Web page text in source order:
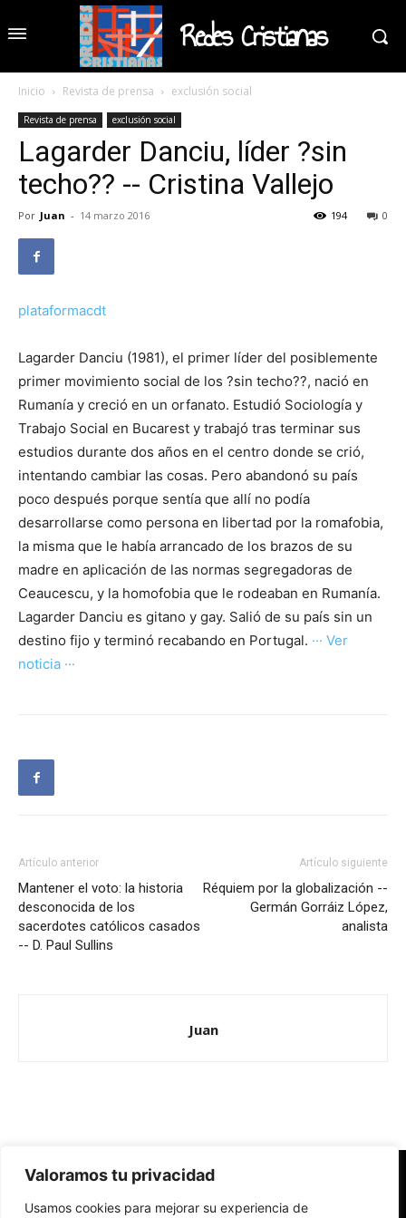
Valoramos tu privacidad
Usamos cookies para mejorar su experiencia de
Redes Cristianas
Inicio Revista de prensa exclusión social
Revista de prensa exclusión social
Lagarder Danciu, líder ?sin
techo?? -- Cristina Vallejo
Por Juan - 14 marzo 2016 0
194
plataformacdt
Lagarder Danciu (1981), el primer líder del posiblemente
primer movimiento social de los ?sin techo??, nació en
Rumanía y creció en un orfanato. Estudió Sociología y
Trabajo Social en Bucarest y trabajó tras terminar sus
estudios durante dos años en el centro donde se crió,
intentando cambiar las cosas. Pero abandonó su país
poco después porque sentía que allí no podía
desarrollarse como persona en libertad por la romafobia,
la misma que le había arrancado de los brazos de su
madre en aplicación de las normas segregadoras de
Ceaucescu, y la homofobia que le rodeaban en Rumanía.
Lagarder Danciu es gitano y gay. Salió de su país sin un
destino fijo y terminó recabando en Portugal. ··· Ver
noticia ···
Artículo anterior
Mantener el voto: la historia
desconocida de los
sacerdotes católicos casados
-- D. Paul Sullins
Artículo siguiente
Réquiem por la globalización --
Germán Gorráiz López,
analista
Juan
Redes Cristianas
Una mirada alternativa sobre la Iglesia católica y la sociedad